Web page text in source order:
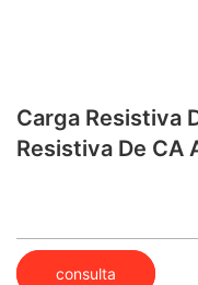
Carga Resistiva
Resistiva De CA
consulta